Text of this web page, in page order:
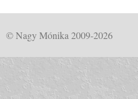
© Nagy Mónika 2009-2026